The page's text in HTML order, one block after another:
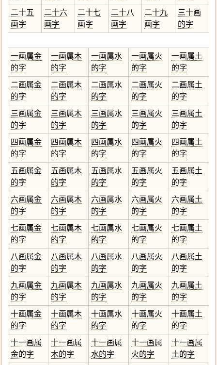
二十五
画字
二十六
画字
二十七
画字
二十八
画字
二十九
画字
三十画
的字
一画属金
的字
一画属木
的字
一画属水
的字
一画属火
的字
一画属土
的字
二画属金
的字
二画属木
的字
二画属水
的字
二画属火
的字
二画属土
的字
三画属金
的字
三画属木
的字
三画属水
的字
三画属火
的字
三画属土
的字
四画属金
的字
四画属木
的字
四画属水
的字
四画属火
的字
四画属土
的字
五画属金
的字
五画属木
的字
五画属水
的字
五画属火
的字
五画属土
的字
六画属金
的字
六画属木
的字
六画属水
的字
六画属火
的字
六画属土
的字
七画属金
的字
七画属木
的字
七画属水
的字
七画属火
的字
七画属土
的字
八画属金
的字
八画属木
的字
八画属水
的字
八画属火
的字
八画属土
的字
九画属金
的字
九画属木
的字
九画属水
的字
九画属火
的字
九画属土
的字
十画属金
的字
十画属木
的字
十画属水
的字
十画属火
的字
十画属土
的字
十一画属
金的字
十一画属
木的字
十一画属
水的字
十一画属
火的字
十一画属
土的字